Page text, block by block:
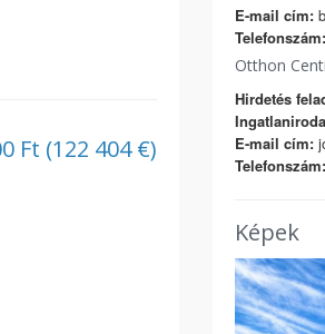
Ft (122 404 €)
E-mail cím:
Telefonszám:
Otthon
Hirdetés
E-mail cím:
Telefonszám:
Képek